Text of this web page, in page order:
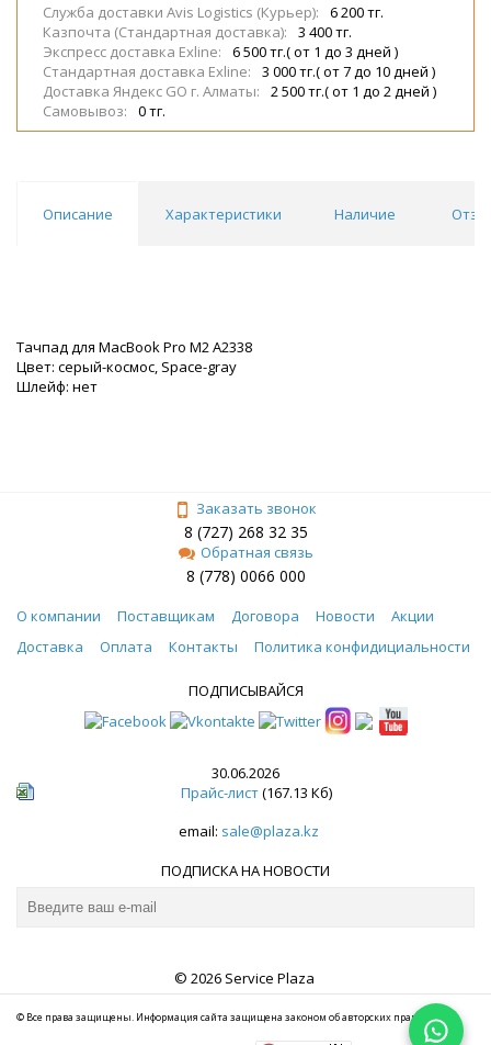
Служба доставки Avis Logistics (Курьер):
6 200 тг.
Казпочта (Стандартная доставка):
3 400 тг.
Экспресс доставка Exline:
6 500 тг.( от 1 до 3 дней )
Стандартная доставка Exline:
3 000 тг.( от 7 до 10 дней )
Доставка Яндекс GO г. Алматы:
2 500 тг.( от 1 до 2 дней )
Самовывоз:
0 тг.
Описание Характеристики Наличие
Тачпад для MacBook Pro M2 A2338
Цвет: серый-космос, Space-gray
Шлейф: нет
Заказать звонок
8 (727) 268 32 35
Обратная связь
8 (778) 0066 000
О компании Поставщикам Договора Новости
Акции
Доставка
Оплата Контакты Политика конфидициальности
ПОДПИСЫВАЙСЯ
30.06.2026
Прайс-лист(167.13 Кб)
email: sale@plaza.kz
ПОДПИСКА НА НОВОСТИ
© 2026 Service Plaza
© Все права защищены. Информация сайта защищена законом об авторских правах.